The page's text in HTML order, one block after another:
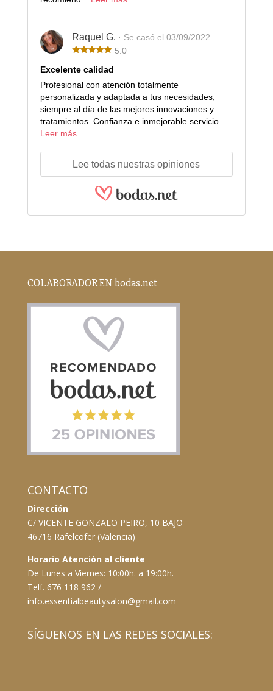
Raquel G. · Se casó el 03/09/2022
5.0
Excelente calidad
Profesional con atención totalmente
personalizada y adaptada a tus necesidades;
siempre al día de las mejores innovaciones y
tratamientos. Confianza e inmejorable servicio....
Leer más
Lee todas nuestras opiniones
COLABORADOR EN bodas.net
CONTACTO
Dirección
C/ VICENTE GONZALO PEIRO, 10 BAJO
46716 Rafelcofer (Valencia)
Horario Atención al cliente
De Lunes a Viernes: 10:00h. a 19:00h.
Telf. 676 118 962 /
info.essentialbeautysalon@gmail.com
SÍGUENOS EN LAS REDES SOCIALES: